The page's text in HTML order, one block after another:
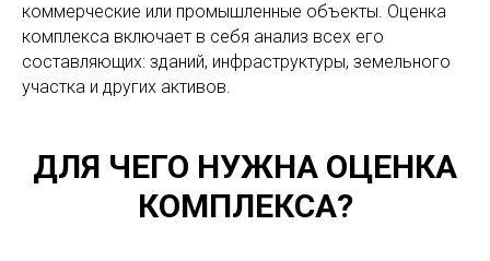
коммерческие или промышленные объекты. Оценка
комплекса включает в себя анализ всех его
составляющих: зданий, инфраструктуры, земельного
участка и других активов.
ДЛЯ ЧЕГО НУЖНА ОЦЕНКА
КОМПЛЕКСА?